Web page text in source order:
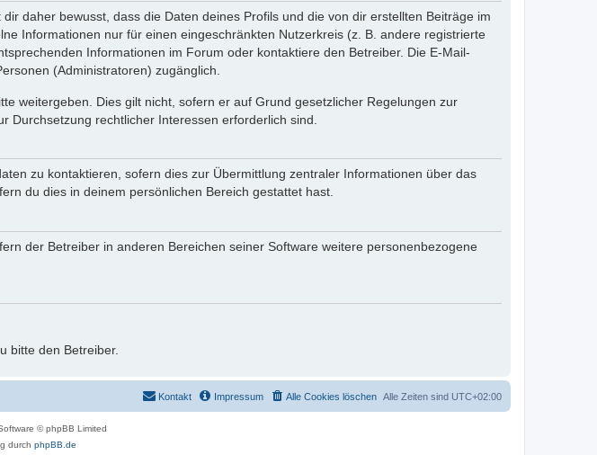
daher bewusst, dass die Daten deines Profils und die von dir erstellten Beiträge im
Informationen nur für einen eingeschränkten Nutzerkreis (z. B. andere registrierte
Informationen im Forum oder kontaktiere den Betreiber. Die E-Mail-
(Administratoren) zugänglich.
weitergeben. Dies gilt nicht, sofern er auf Grund gesetzlicher Regelungen zur
Durchsetzung rechtlicher Interessen erforderlich sind.
zu kontaktieren, sofern dies zur Übermittlung zentraler Informationen über das
du dies in deinem persönlichen Bereich gestattet hast.
der Betreiber in anderen Bereichen seiner Software weitere personenbezogene
bitte den Betreiber.
Alle Zeiten sind UTC+02:00
Alle Cookies löschen
Impressum
Kontakt
© phpBB Limited
durch phpBB.de